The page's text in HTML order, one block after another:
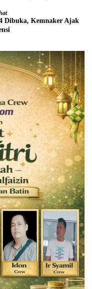
Dibuka, Kemnaker Ajak